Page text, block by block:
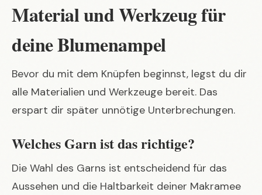
Material und Werkzeug für
deine Blumenampel
Bevor du mit dem Knüpfen beginnst, legst du dir
alle Materialien und Werkzeuge bereit. Das
erspart dir später unnötige Unterbrechungen.
Welches Garn ist das richtige?
Die Wahl des Garns ist entscheidend für das
Aussehen und die Haltbarkeit deiner Makramee